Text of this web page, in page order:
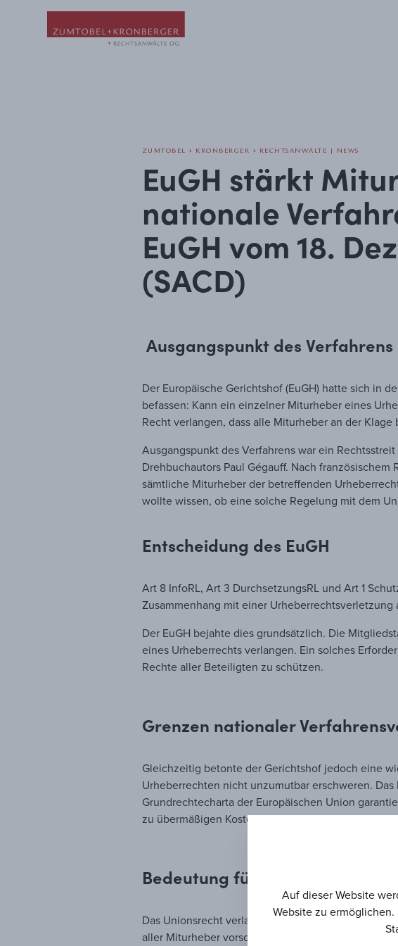
ZUMTOBEL + KRONBERGER + RECHTSANWÄLTE | NEWS
EuGH stärkt
nationale
EuGH vom 18.
(SACD)
Ausgangspunkt des Verfahrens
Der Europäische Gerichtshof (EuGH) hatte sich in
befassen: Kann ein einzelner Miturheber eines
Recht verlangen, dass alle Miturheber an der
Ausgangspunkt des Verfahrens war ein
Drehbuchautors Paul Gégauff. Nach
sämtliche Miturheber der betreffenden
wollte wissen, ob eine solche Regelung mit dem
Entscheidung des EuGH
Art 8 InfoRL, Art 3 DurchsetzungsRL und Art 1
Zusammenhang mit einer
Der EuGH bejahte dies grundsätzlich. Die
eines Urheberrechts verlangen. Ein solches
Rechte aller Beteiligten zu schützen.
Grenzen nationaler
Gleichzeitig betonte der Gerichtshof jedoch eine
Urheberrechten nicht unzumutbar erschweren.
Grundrechtecharta der Europäischen Union
zu übermäßigen Kosten, unangemessenen
Bedeutung für die
Das Unionsrecht verlangt nicht, dass jeder
aller Miturheber vorschreiben. Diese
Auf dieser Website
Website zu